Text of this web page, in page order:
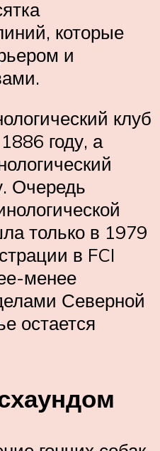
которые
и
клуб
году, а
Очередь
только в 1979
в FCI
менее
Северной
остается